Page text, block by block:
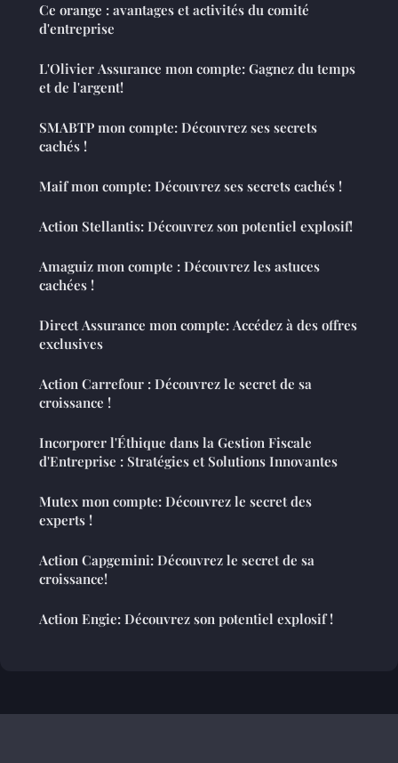
Ce orange : avantages et activités du comité
d'entreprise
L'Olivier Assurance mon compte: Gagnez du temps
et de l'argent!
SMABTP mon compte: Découvrez ses secrets
cachés !
Maif mon compte: Découvrez ses secrets cachés !
Action Stellantis: Découvrez son potentiel explosif!
Amaguiz mon compte : Découvrez les astuces
cachées !
Direct Assurance mon compte: Accédez à des offres
exclusives
Action Carrefour : Découvrez le secret de sa
croissance !
Incorporer l'Éthique dans la Gestion Fiscale
d'Entreprise : Stratégies et Solutions Innovantes
Mutex mon compte: Découvrez le secret des
experts !
Action Capgemini: Découvrez le secret de sa
croissance!
Action Engie: Découvrez son potentiel explosif !